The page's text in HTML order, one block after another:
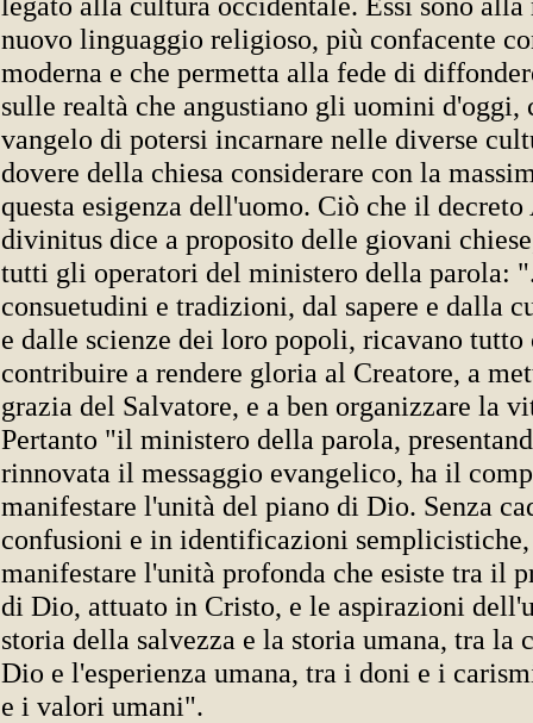
nuovo linguaggio religioso, più confacente
moderna e che permetta alla fede di
sulle realtà che angustiano gli uomini d'oggi,
vangelo di potersi incarnare nelle diverse
dovere della chiesa considerare con la
questa esigenza dell'uomo. Ciò che il decreto
divinitus dice a proposito delle giovani
tutti gli operatori del ministero della parola:
consuetudini e tradizioni, dal sapere e dalla
e dalle scienze dei loro popoli, ricavano tutto
contribuire a rendere gloria al Creatore, a
grazia del Salvatore, e a ben organizzare la
Pertanto "il ministero della parola,
rinnovata il messaggio evangelico, ha il
manifestare l'unità del piano di Dio. Senza
confusioni e in identificazioni semplicistiche,
manifestare l'unità profonda che esiste tra il
di Dio, attuato in Cristo, e le aspirazioni
storia della salvezza e la storia umana, tra la
Dio e l'esperienza umana, tra i doni e i
e i valori umani".